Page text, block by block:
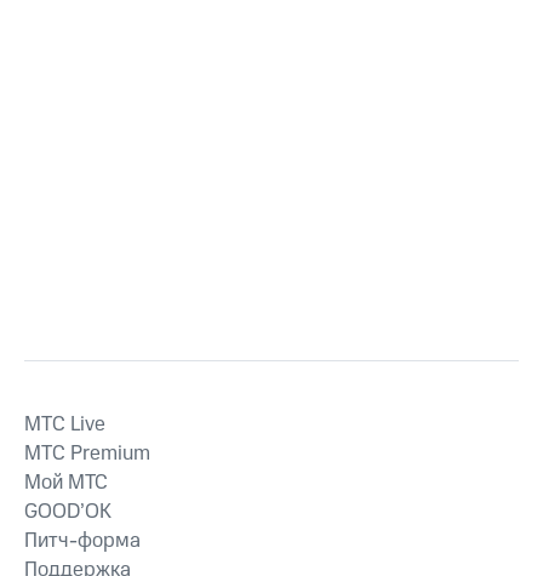
MTС Live
MTС Premium
Мой МТС
GOOD’OK
Питч-форма
Поддержка